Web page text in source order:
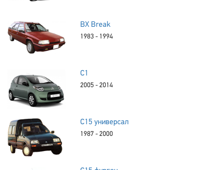
BX Break
1983 - 1994
C1
2005 - 2014
C15 универсал
1987 - 2000